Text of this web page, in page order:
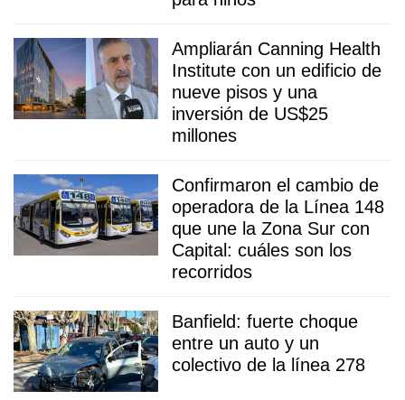
Ampliarán Canning Health
Institute con un edificio de
nueve pisos y una
inversión de US$25
millones
Confirmaron el cambio de
operadora de la Línea 148
que une la Zona Sur con
Capital: cuáles son los
recorridos
Banfield: fuerte choque
entre un auto y un
colectivo de la línea 278